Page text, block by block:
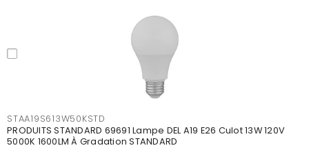
STAA19S613W50KSTD
PRODUITS STANDARD 69691 Lampe DEL A19 E26 Culot 13W 120V
5000K 1600LM À Gradation STANDARD